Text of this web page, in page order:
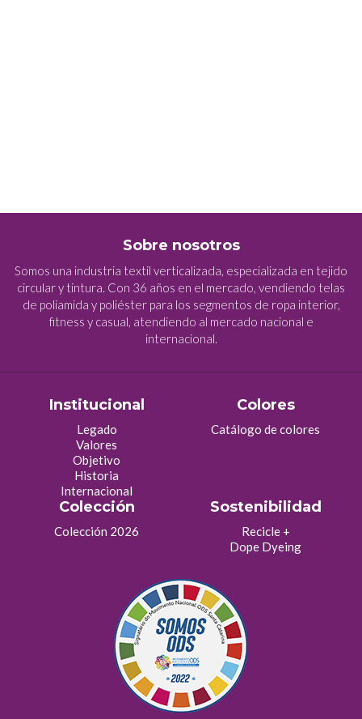
Sobre nosotros
Somos una industria textil verticalizada, especializada en tejido
circular y tintura. Con 36 años en el mercado, vendiendo telas
de poliamida y poliéster para los segmentos de ropa interior,
fitness y casual, atendiendo al mercado nacional e
internacional.
Institucional
Legado
Valores
Objetivo
Historia
Internacional
Colección
Colección 2026
Colores
Catálogo de colores
Sostenibilidad
Recicle +
Dope Dyeing